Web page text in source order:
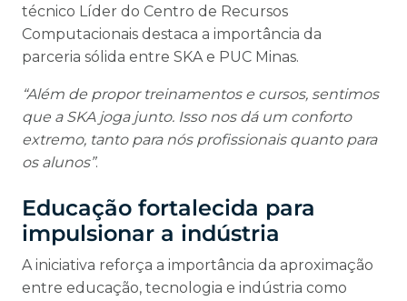
técnico Líder do Centro de Recursos
Computacionais destaca a importância da
parceria sólida entre SKA e PUC Minas.
“Além de propor treinamentos e cursos, sentimos
que a SKA joga junto. Isso nos dá um conforto
extremo, tanto para nós profissionais quanto para
os alunos”.
Educação fortalecida para
impulsionar a indústria
A iniciativa reforça a importância da aproximação
entre educação, tecnologia e indústria como